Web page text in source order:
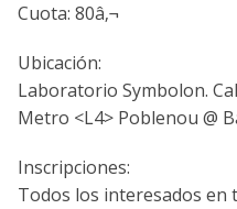
Cuota: 80â‚¬
Ubicación:
Laboratorio Symbolon.
Metro <L4> Poblenou @
Inscripciones:
Todos los interesados en